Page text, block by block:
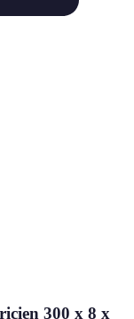
300 x 8 x